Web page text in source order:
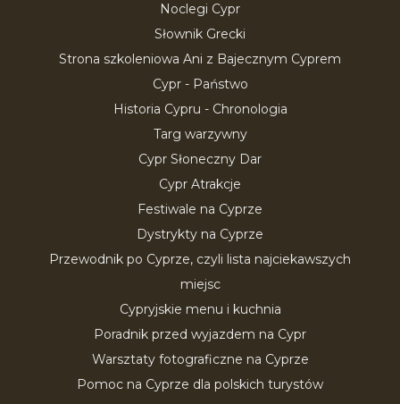
Noclegi Cypr
Słownik Grecki
Strona szkoleniowa Ani z Bajecznym Cyprem
Cypr - Państwo
Historia Cypru - Chronologia
Targ warzywny
Cypr Słoneczny Dar
Cypr Atrakcje
Festiwale na Cyprze
Dystrykty na Cyprze
Przewodnik po Cyprze, czyli lista najciekawszych
miejsc
Cypryjskie menu i kuchnia
Poradnik przed wyjazdem na Cypr
Warsztaty fotograficzne na Cyprze
Pomoc na Cyprze dla polskich turystów